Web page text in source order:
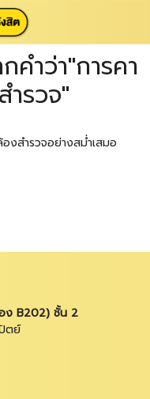
คำว่า"การคา
ำรวจ"
งสำรวจอย่างสม่ำเสมอ
ง B202) ชั้น 2
ตย์